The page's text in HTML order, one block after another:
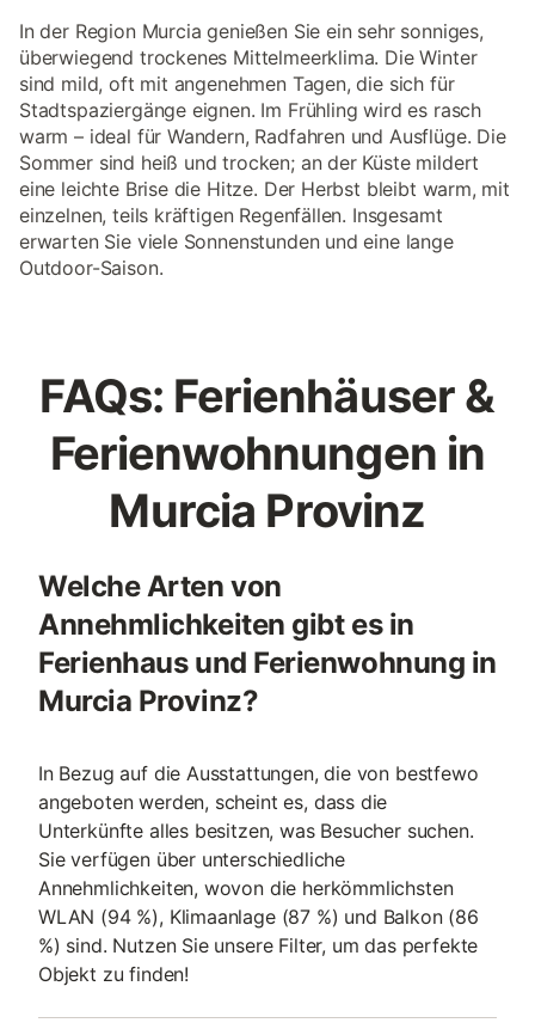
In der Region Murcia genießen Sie ein sehr sonniges,
überwiegend trockenes Mittelmeerklima. Die Winter
sind mild, oft mit angenehmen Tagen, die sich für
Stadtspaziergänge eignen. Im Frühling wird es rasch
warm – ideal für Wandern, Radfahren und Ausflüge. Die
Sommer sind heiß und trocken; an der Küste mildert
eine leichte Brise die Hitze. Der Herbst bleibt warm, mit
einzelnen, teils kräftigen Regenfällen. Insgesamt
erwarten Sie viele Sonnenstunden und eine lange
Outdoor-Saison.
FAQs: Ferienhäuser &
Ferienwohnungen in
Murcia Provinz
Welche Arten von
Annehmlichkeiten gibt es in
Ferienhaus und Ferienwohnung in
Murcia Provinz?
In Bezug auf die Ausstattungen, die von bestfewo
angeboten werden, scheint es, dass die
Unterkünfte alles besitzen, was Besucher suchen.
Sie verfügen über unterschiedliche
Annehmlichkeiten, wovon die herkömmlichsten
WLAN (94 %), Klimaanlage (87 %) und Balkon (86
%) sind. Nutzen Sie unsere Filter, um das perfekte
Objekt zu finden!